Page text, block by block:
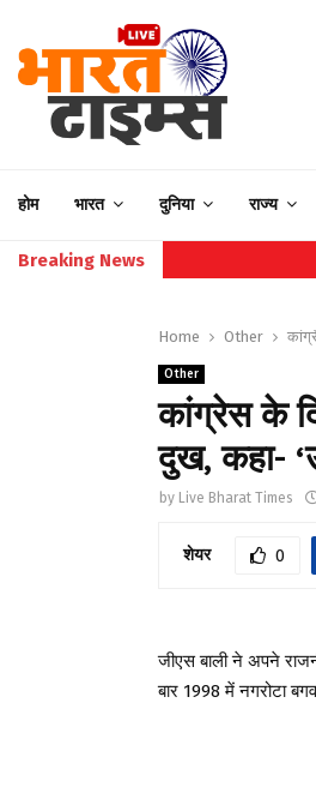
होम भारत दुनिया राज्य
Breaking News
Home Other
Other
कांग्रेस के
दुख, कहा-
by Live Bharat Times
शेयर 0
जीएस बाली ने अपने
बार 1998 में नगरोटा